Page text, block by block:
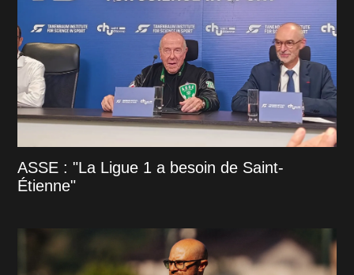
ASSE : "La Ligue 1 a besoin de Saint-
Étienne"